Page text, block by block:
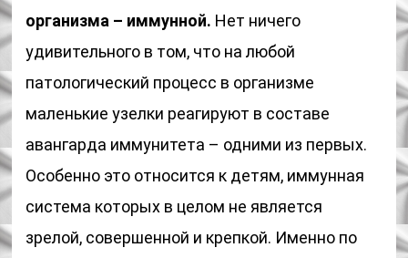
организма – иммунной. Нет ничего
удивительного в том, что на любой
патологический процесс в организме
маленькие узелки реагируют в составе
авангарда иммунитета – одними из первых.
Особенно это относится к детям, иммунная
система которых в целом не является
зрелой, совершенной и крепкой. Именно по